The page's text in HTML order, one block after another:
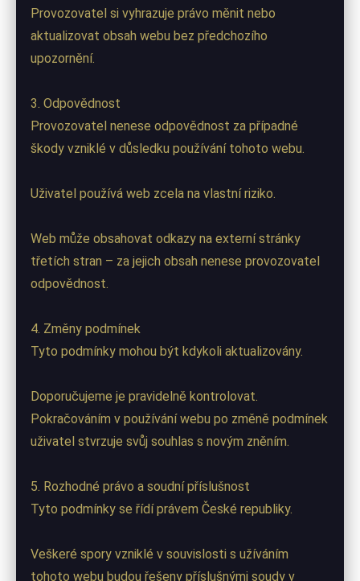
Provozovatel si vyhrazuje právo měnit nebo
aktualizovat obsah webu bez předchozího
upozornění.
3. Odpovědnost
Provozovatel nenese odpovědnost za případné
škody vzniklé v důsledku používání tohoto webu.
Uživatel používá web zcela na vlastní riziko.
Web může obsahovat odkazy na externí stránky
třetích stran – za jejich obsah nenese provozovatel
odpovědnost.
4. Změny podmínek
Tyto podmínky mohou být kdykoli aktualizovány.
Doporučujeme je pravidelně kontrolovat.
Pokračováním v používání webu po změně podmínek
uživatel stvrzuje svůj souhlas s novým zněním.
5. Rozhodné právo a soudní příslušnost
Tyto podmínky se řídí právem České republiky.
Veškeré spory vzniklé v souvislosti s užíváním
tohoto webu budou řešeny příslušnými soudy v